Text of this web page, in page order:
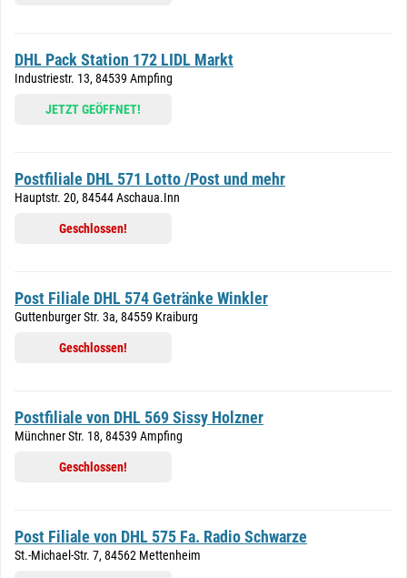
DHL Pack Station 172 LIDL Markt
Industriestr. 13, 84539 Ampfing
JETZT GEÖFFNET!
Postfiliale DHL 571 Lotto /Post und mehr
Hauptstr. 20, 84544 Aschaua.Inn
Geschlossen!
Post Filiale DHL 574 Getränke Winkler
Guttenburger Str. 3a, 84559 Kraiburg
Geschlossen!
Postfiliale von DHL 569 Sissy Holzner
Münchner Str. 18, 84539 Ampfing
Geschlossen!
Post Filiale von DHL 575 Fa. Radio Schwarze
St.-Michael-Str. 7, 84562 Mettenheim